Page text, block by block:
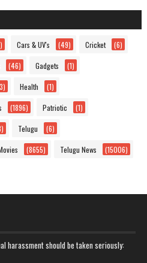
Cars & UV's (49) Cricket (6)
(46) Gadgets (1)
Health (1)
(1896) Patriotic (1)
Telugu (6)
(8655) Telugu News (15006)
harassment should be taken seriously: